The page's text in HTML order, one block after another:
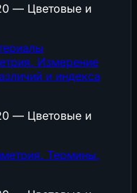
— Цветовые и
Измерение
и индекса
— Цветовые и
Термины,